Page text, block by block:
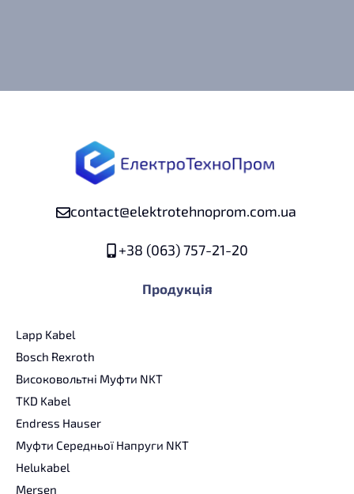
contact@elektrotehnoprom.com.ua
+38 (063) 757-21-20
Продукція
Lapp Kabel
Bosch Rexroth
Високовольтні Муфти NKT
TKD Kabel
Endress Hauser
Муфти Середньої Напруги NKT
Helukabel
Mersen